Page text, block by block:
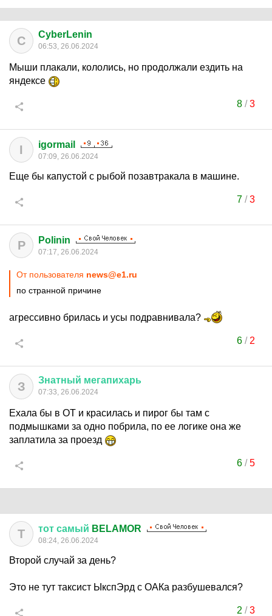
C CyberLenin
06:53, 26.06.2024
Мыши плакали, кололись, но продолжали ездить на
яндексе
8/3
I igormail
07:09, 26.06.2024
Еще бы капустой с рыбой позавтракала в машине.
7/3
P Polinin
07:17, 26.06.2024
От пользователя news@e1.ru
по странной причине
агрессивно брилась и усы подравнивала?
6/ 2
З Знатный мегапихарь
07:33, 26.06.2024
Ехала бы в ОТ и красилась и пирог бы там с
подмышками за одно побрила, по ее логике она же
заплатила за проезд
6/5
Т тот самый BELAMOR
08:24, 26.06.2024
Второй случай за день?
Это не тут таксист ЫкспЭрд с ОАКа разбушевался?
2 /3